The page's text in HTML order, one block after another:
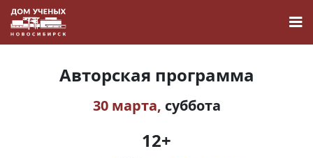
Авторская программа
30 марта, суббота
12+